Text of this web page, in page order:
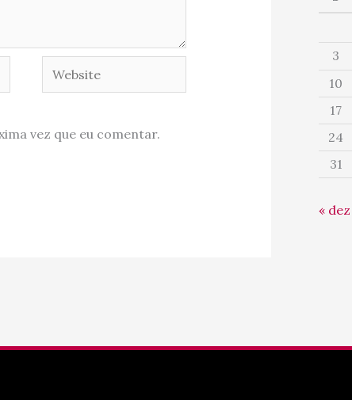
Website
vez que eu comentar.
3
10
17
24
31
« dez